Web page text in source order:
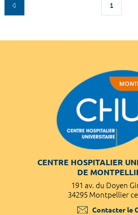
1
CENTRE HOSPITALIER
DE
191 av. du Doyen
34295 Montpellier
Contacter le